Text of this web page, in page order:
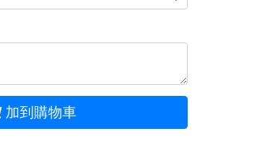
加到購物車